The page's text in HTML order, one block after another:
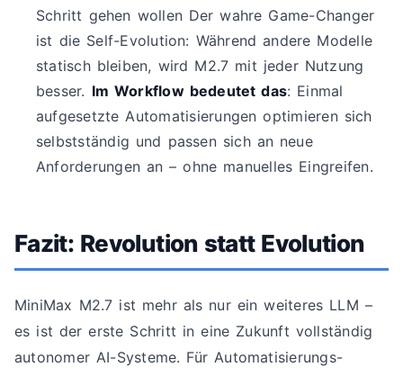
Schritt gehen wollen Der wahre Game-Changer
ist die Self-Evolution: Während andere Modelle
statisch bleiben, wird M2.7 mit jeder Nutzung
besser. Im Workflow bedeutet das: Einmal
aufgesetzte Automatisierungen optimieren sich
selbstständig und passen sich an neue
Anforderungen an – ohne manuelles Eingreifen.
Fazit: Revolution statt Evolution
MiniMax M2.7 ist mehr als nur ein weiteres LLM –
es ist der erste Schritt in eine Zukunft vollständig
autonomer AI-Systeme. Für Automatisierungs-